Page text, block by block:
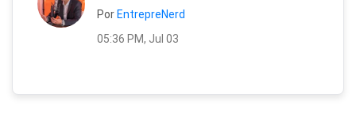
Por EntrepreNerd
05:36 PM, Jul 03